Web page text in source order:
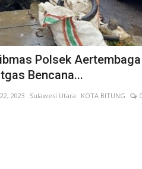
Polsek Aertembaga
Bencana...
2023 Sulawesi Utara KOTA BITUNG